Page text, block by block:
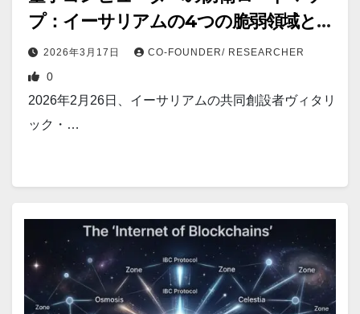
プ：イーサリアムの4つの脆弱領域と段
階的対策の構造的解剖【2026年版】
2026年3月17日 CO-FOUNDER/ RESEARCHER
0
2026年2月26日、イーサリアムの共同創設者ヴィタリ
ック・…